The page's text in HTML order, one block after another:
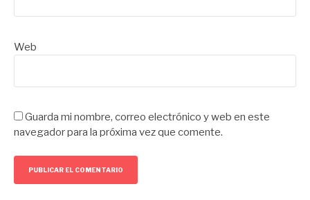
Web
Guarda mi nombre, correo electrónico y web en este
navegador para la próxima vez que comente.